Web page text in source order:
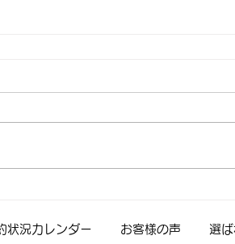
状況カレンダー お客様の声 選